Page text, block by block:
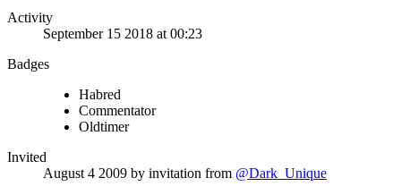
Activity
September 15 2018 at 00:23
Badges
Habred
Commentator
Oldtimer
Invited
August 4 2009 by invitation from @Dark_Unique